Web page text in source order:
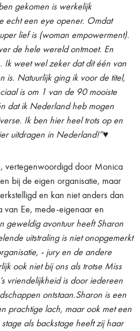
gekomen is werkelijk
echt een eye opener. Omdat
lief is (woman empowerment).
de hele wereld ontmoet. En
weet wel zeker dat dit één van
is. Natuurlijk ging ik voor de titel,
is om 1 van de 90 mooiste
dat ik Nederland heb mogen
Ik ben hier heel trots op en
uitdragen in Nederland!”♥️
vertegenwoordigd door Monica
bij de eigen organisatie, maar
en kan niet anders dan
van Ee, mede-eigenaar en
geweldig avontuur heeft Sharon
uitstraling is niet onopgemerkt
- jury en de andere
ook niet bij ons als trotse Miss
vriendelijkheid is door iedereen
ontstaan.Sharon is een
prachtige lach, maar ook met een
als backstage heeft zij haar